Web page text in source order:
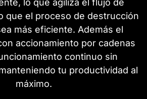
que el proceso de destrucción
más eficiente. Además el
accionamiento por cadenas
continuo sin
tu productividad al
máximo.